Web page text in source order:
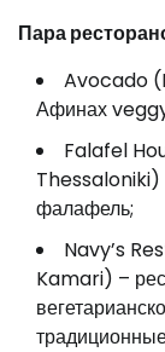
Пара
Avocado
Афинах
Falafel
Thessaloniki)
фалафель;
Navy’s
Kamari) –